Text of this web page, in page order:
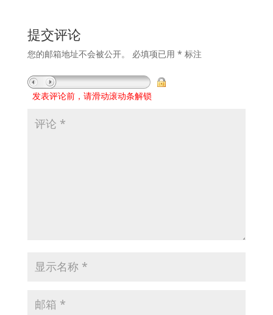
提交评论
您的邮箱地址不会被公开。 必填项已用 * 标注
发表评论前，请滑动滚动条解锁